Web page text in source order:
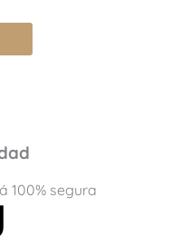
100% segura